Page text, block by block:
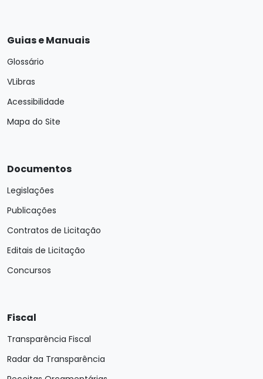
Guias e Manuais
Glossário
VLibras
Acessibilidade
Mapa do Site
Documentos
Legislações
Publicações
Contratos de Licitação
Editais de Licitação
Concursos
Fiscal
Transparência Fiscal
Radar da Transparência